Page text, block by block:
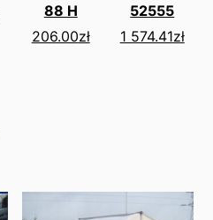
88 H
206.00zł
52555
1 574.41zł